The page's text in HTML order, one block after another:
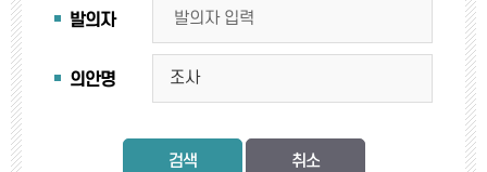
발의자
의안명
검색